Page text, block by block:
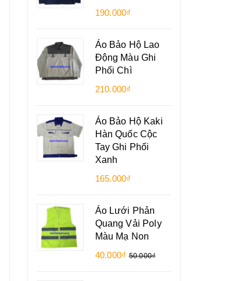
190.000₫
Áo Bảo Hộ Lao
Động Màu Ghi
Phối Chì
210.000₫
Áo Bảo Hộ Kaki
Hàn Quốc Cộc
Tay Ghi Phối
Xanh
165.000₫
Áo Lưới Phản
Quang Vải Poly
Màu Mạ Non
40.000₫ 50.000₫